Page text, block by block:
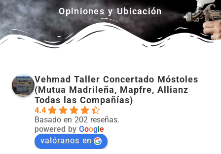
Opiniones y Ubicación
Vehmad Taller Concertado Móstoles
(Mutua Madrileña, Mapfre, Allianz
Todas las Compañías)
4.4
Basado en 202 reseñas.
powered by Goog e
valóranos en